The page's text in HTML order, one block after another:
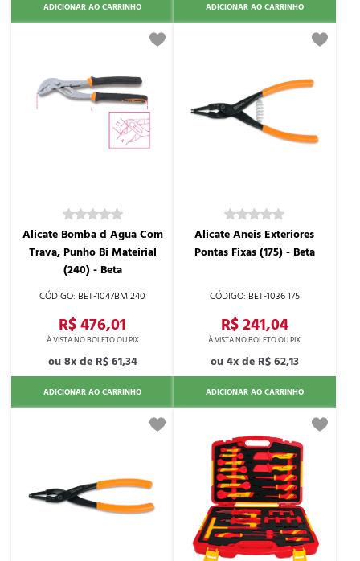
ADICIONAR AO CARRINHO ADICIONAR AO CARRINHO
BET-1047BM 240
Alicate Bomba d Agua Com
Trava, Punho Bi Mateirial
(240) - Beta
R$ 476,01
8x de R$ 61,34
ADICIONAR AO CARRINHO
BET-1036 175
Alicate Aneis Exteriores
Pontas Fixas (175) - Beta
R$ 241,04
4x de R$ 62,13
ADICIONAR AO CARRINHO